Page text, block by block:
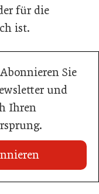
für die
ist.
Sie
und
Ihren